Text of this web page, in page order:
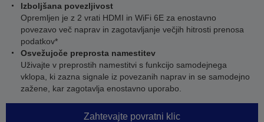
Izboljšana povezljivost
Opremljen je z 2 vrati HDMI in WiFi 6E za enostavno
povezavo več naprav in zagotavljanje večjih hitrosti prenosa
podatkov*
Osvežujoče preprosta namestitev
Uživajte v preprostih namestitvi s funkcijo samodejnega
vklopa, ki zazna signale iz povezanih naprav in se samodejno
zažene, kar zagotavlja enostavno uporabo.
Zahtevajte povratni klic